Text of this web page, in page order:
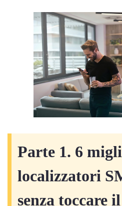
Parte 1. 6
localizzatori
senza toccare